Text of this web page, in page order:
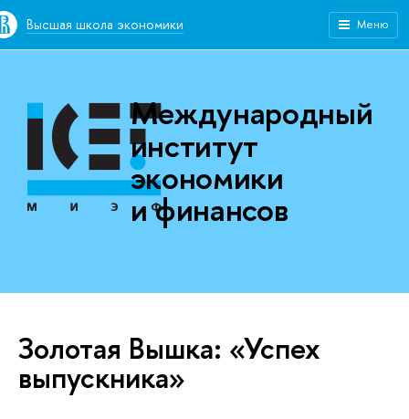
Высшая школа экономики Меню
Международный
институт
экономики
и финансов
Золотая Вышка: «Успех
выпускника»